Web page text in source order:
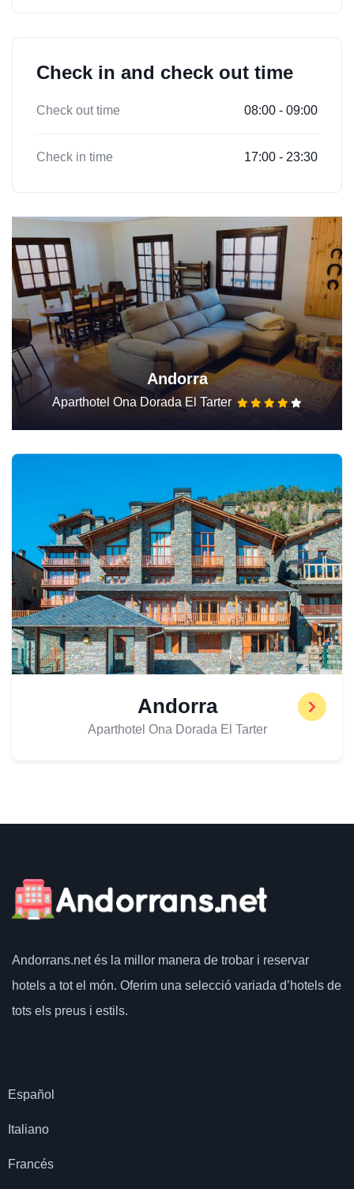
Check in and check out time
Check out time 08:00 - 09:00
Check in time 17:00 - 23:30
Andorra
Aparthotel Ona Dorada El Tarter
Andorra
Aparthotel Ona Dorada El Tarter
Andorrans.netés la millor manera de trobar i reservar
hotels a tot el món. Oferim una selecció variada d’hotels de
tots els preus i estils.
Español
Italiano
Francés